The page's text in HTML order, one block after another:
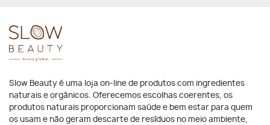
Slow Beauty é uma loja on-line de produtos com ingredientes
naturais e orgânicos. Oferecemos escolhas coerentes, os
produtos naturais proporcionam saúde e bem estar para quem
os usam e não geram descarte de resíduos no meio ambiente,